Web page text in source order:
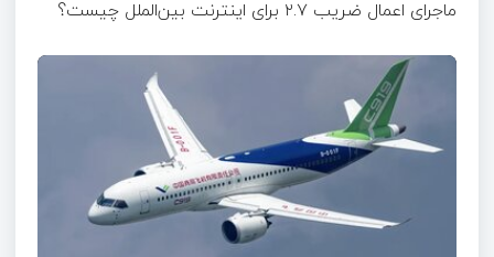
ماجرای اعمال ضریب ۲.۷ برای اینترنت بین‌الملل چیست؟